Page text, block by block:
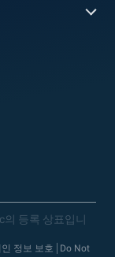
등록 상표입니
인 정보 보호
Do Not